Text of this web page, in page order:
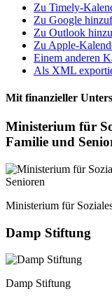
Zu Timely-
Zu Google
Zu Outlook
Zu Apple-
Einem anderen
Als XML
Mit finanzieller
Ministerium für
Familie und
Ministerium für
Damp Stiftung
Damp Stiftung